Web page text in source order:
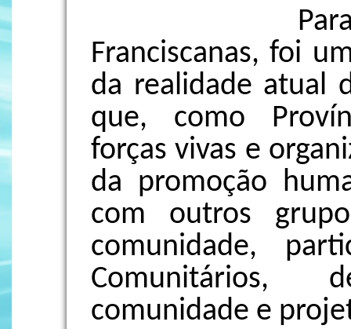
Para nós,
Franciscanas, foi
da realidade atual
que, como
forças vivas e
da promoção
com outros
comunidade,
Comunitários,
comunidade e